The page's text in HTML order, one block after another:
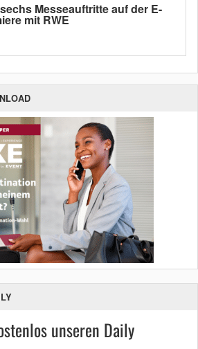
Messeauftritte auf der E-
mit RWE
unseren Daily